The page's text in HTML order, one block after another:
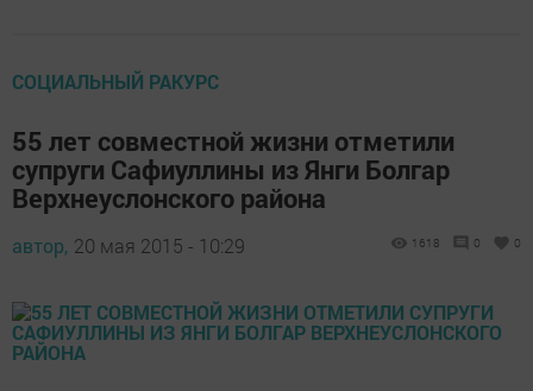
СОЦИАЛЬНЫЙ РАКУРС
55 лет совместной жизни отметили
супруги Сафиуллины из Янги Болгар
Верхнеуслонского района
автор, 20 мая 2015 - 10:29 1618 0 0